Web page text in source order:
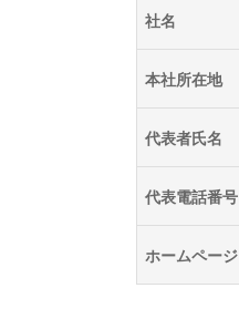
社名
本社所在地
代表者氏名
代表電話番号
ホームページ